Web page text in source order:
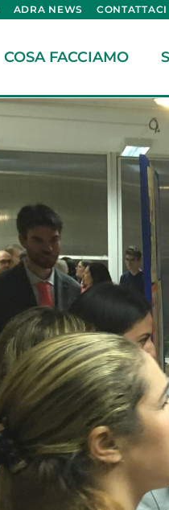
ADRA NEWS CONTATTACI
COSA FACCIAMO